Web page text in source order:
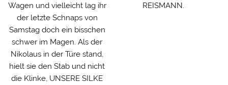
Wagen und vielleicht lag ihr
der letzte Schnaps von
Samstag doch ein bisschen
schwer im Magen. Als der
Nikolaus in der Türe stand,
hielt sie den Stab und nicht
die Klinke, UNSERE SILKE
REISMANN.